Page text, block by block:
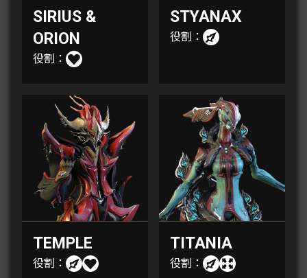
SIRIUS &
ORION
役割：
STYANAX
役割：
TEMPLE
役割：
TITANIA
役割：